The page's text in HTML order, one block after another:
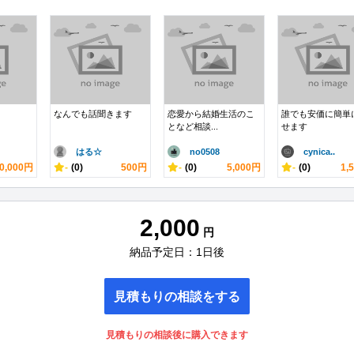
円
なんでも話聞きます
はる☆
- (0) 500円
恋愛から結婚生活のこ
となど相談...
no0508
- (0) 5,000円
誰でも安価に簡単
せます
cynica..
- (0)
2,000 円
納品予定日：1日後
見積もりの相談をする
見積もりの相談後に購入できます